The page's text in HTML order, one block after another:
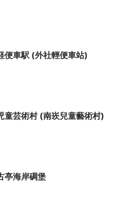
便車駅 (外社輕便車站)
童芸術村 (南崁兒童藝術村)
亭海岸碉堡